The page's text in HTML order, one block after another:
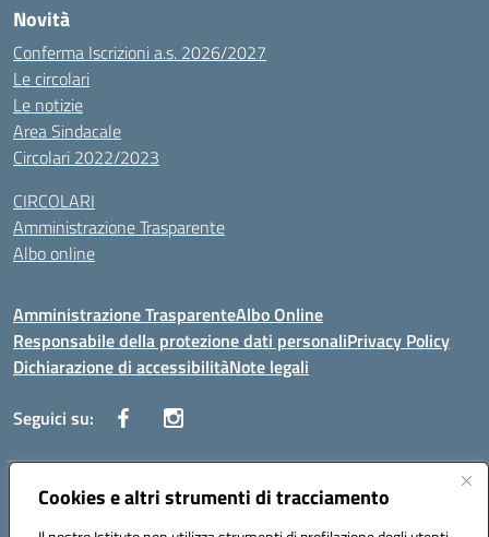
Cookies e altri strumenti di tracciamento
Novità
Conferma Iscrizioni a.s. 2026/2027
Le circolari
Le notizie
Area Sindacale
Circolari 2022/2023
CIRCOLARI
Amministrazione Trasparente
Albo online
Amministrazione TrasparenteAlbo Online
Responsabile della protezione dati personaliPrivacy Policy
Dichiarazione di accessibilitàNote legali
Seguici su:
Indirizzo:Corso Vittorio Emanuele, 27 90133 - Palermo